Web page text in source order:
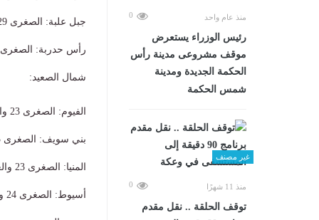
منذ عام واحد 0
رئيس الوزراء يستعرض
موقف مشروعى مدينة رأس
الحكمة الجديدة ومدينة
شمس الحكمة
غير مصنف
منذ 11 شهرًا 0
توقف الحلقة .. نقل مقدم
​جبل علبة: الصغرى 29 والعظمى 45.
​رأس حدربة: الصغرى 26 والعظمى
​شمال الصعيد:
​الفيوم: الصغرى 23 والعظمى 36.
​بني سويف: الصغرى 23 والعظمى 36.
​المنيا: الصغرى 23 والعظمى 38.
​أسيوط: الصغرى 24 والعظمى 38.